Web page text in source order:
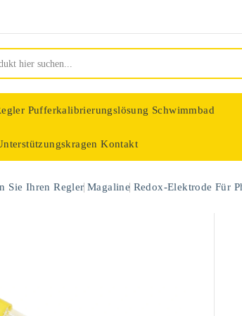
Pufferkalibrierungslösung Schwimmbad
Kontakt
Sie Ihren Regler Magaline Redox-Elektrode Für